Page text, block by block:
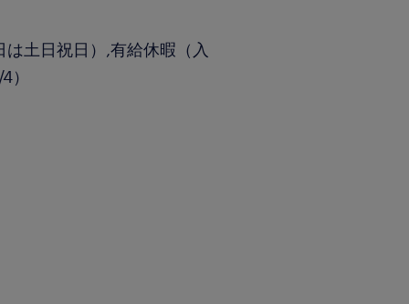
土日祝日）,有給休暇（入
）